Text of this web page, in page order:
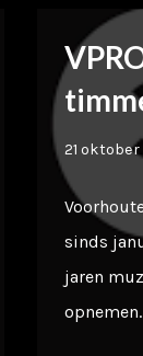
21 oktober
sinds
jaren